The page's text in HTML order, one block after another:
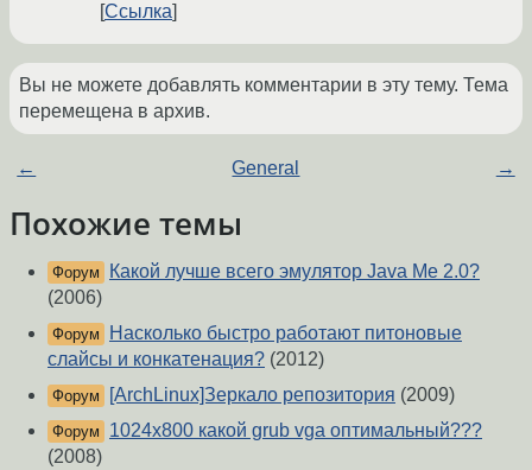
Ссылка
Вы не можете добавлять комментарии в эту тему. Тема
перемещена в архив.
← General →
Похожие темы
Форум
Какой лучше всего эмулятор Java Me 2.0?
(2006)
Форум
Насколько быстро работают питоновые
слайсы и конкатенация? (2012)
Форум [ArchLinux]Зеркало репозитория (2009)
Форум
1024x800 какой grub vga оптимальный???
(2008)